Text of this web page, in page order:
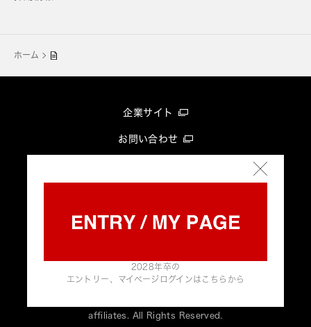
2028年卒の
エントリー、マイページログインはこちらから
ホーム
企業サイト
お問い合わせ
ヘルプ
affiliates. All Rights Reserved.